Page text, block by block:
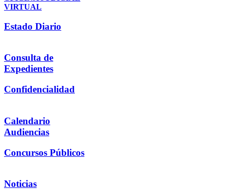
VIRTUAL
Estado Diario
Consulta de
Expedientes
Confidencialidad
Calendario
Audiencias
Concursos Públicos
Noticias